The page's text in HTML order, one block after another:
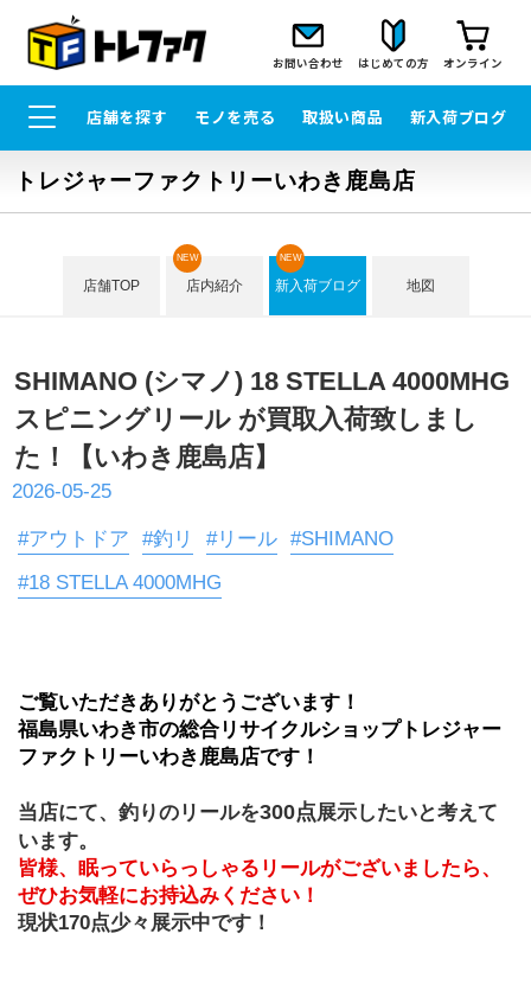
お問い合わせ はじめての方 オンライン
店舗を探す モノを売る 取扱い商品 新入荷ブログ
トレジャーファクトリーいわき鹿島店
店舗TOP 店内紹介
NEW
新入荷ブログ
NEW
地図
SHIMANO (シマノ) 18 STELLA 4000MHG
スピニングリール が買取入荷致しまし
た！【いわき鹿島店】
2026-05-25
#アウトドア #釣リ #リール #SHIMANO
#18 STELLA 4000MHG
ご覧いただきありがとうございます！
福島県いわき市の総合リサイクルショップトレジャー
ファクトリーいわき鹿島店です！
当店にて、釣りのリールを300点展示したいと考えて
います。
皆様、眠っていらっしゃるリールがございましたら、
ぜひお気軽にお持込みください！
現状170点少々展示中です！